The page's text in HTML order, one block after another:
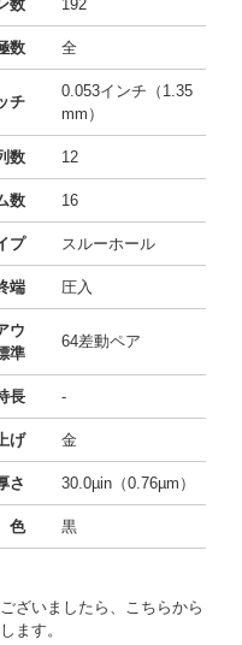
数 192
数 全
チ
0.053インチ（1.35
mm）
数 12
数 16
プ スルーホール
端 圧入
ウ
準
64差動ペア
長 -
げ 金
さ 30.0µin（0.76µm）
色 黒
ざいましたら、こちらから
ます。